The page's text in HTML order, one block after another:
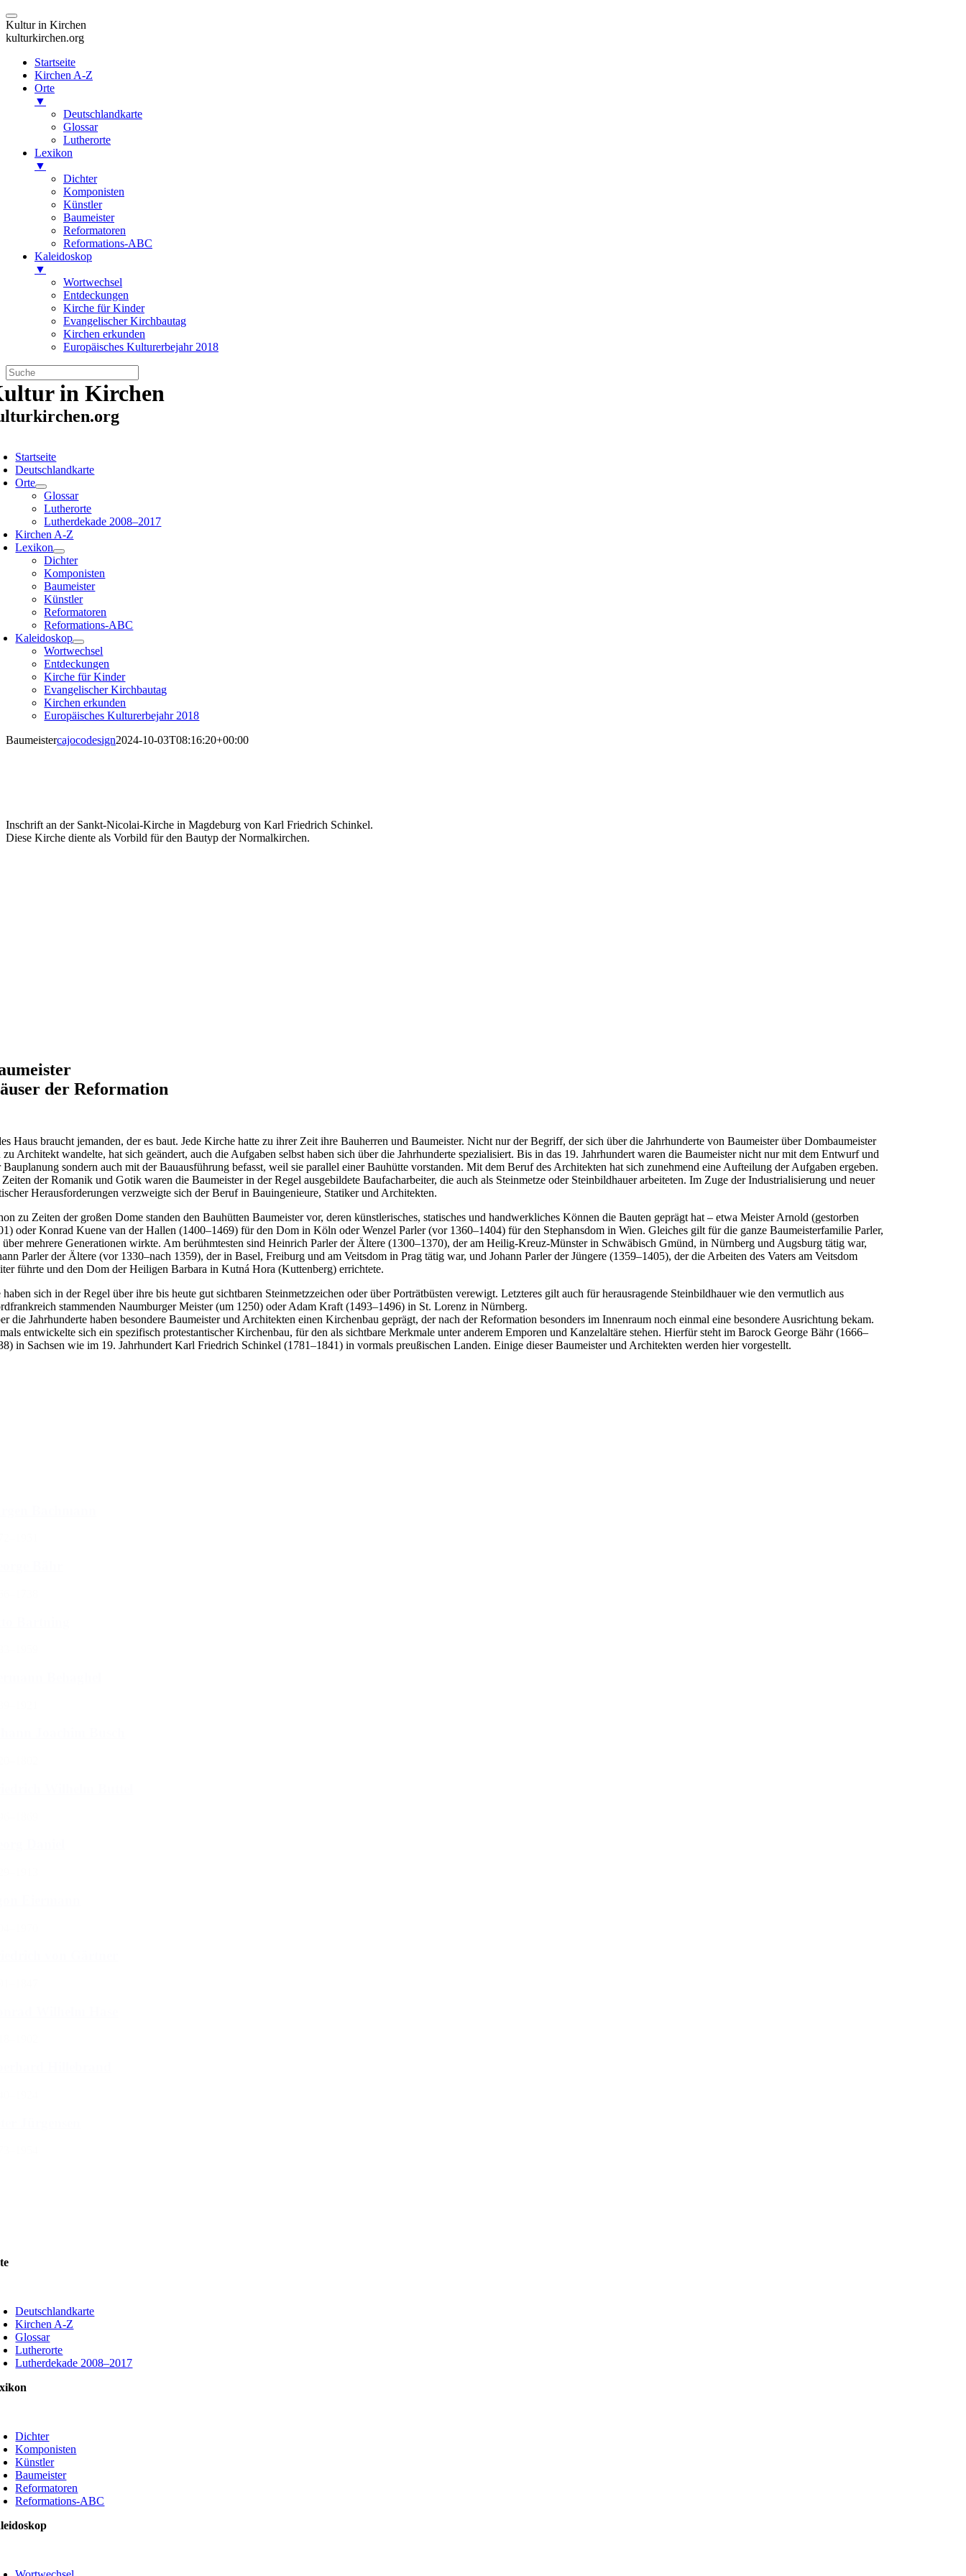
Kultur in Kirchen
kulturkirchen.org
Startseite
Kirchen A-Z
Orte
▼
Deutschlandkarte
Glossar
Lutherorte
Lexikon
▼
Dichter
Komponisten
Künstler
Baumeister
Reformatoren
Reformations-ABC
Kaleidoskop
▼
Wortwechsel
Entdeckungen
Kirche für Kinder
Evangelischer Kirchbautag
Kirchen erkunden
Europäisches Kulturerbejahr 2018
Zum
Inhalt
springen
in Kirchen
Startseite
Deutschlandkarte
Orte
Glossar
Lutherorte
Lutherdekade 2008–2017
Kirchen A-Z
Lexikon
Dichter
Komponisten
Baumeister
Künstler
Reformatoren
Reformations-ABC
Kaleidoskop
Wortwechsel
Entdeckungen
Kirche für Kinder
Evangelischer Kirchbautag
Kirchen erkunden
Europäisches Kulturerbejahr 2018
Baumeistercajocodesign2024-10-03T08:16:20+00:00
Inschrift an der Sankt-Nicolai-Kirche in Magdeburg von Karl Friedrich Schinkel.
Diese Kirche diente als Vorbild für den Bautyp der Normalkirchen.
der Reformation
Haus braucht jemanden, der es baut. Jede Kirche hatte zu ihrer Zeit ihre Bauherren und Baumeister. Nicht nur der Begriff, der sich über die Jahrhunderte von Baumeister über Dombaumeister
zu Architekt wandelte, hat sich geändert, auch die Aufgaben selbst haben sich über die Jahrhunderte spezialisiert. Bis in das 19. Jahrhundert waren die Baumeister nicht nur mit dem Entwurf und
Bauplanung sondern auch mit der Bauausführung befasst, weil sie parallel einer Bauhütte vorstanden. Mit dem Beruf des Architekten hat sich zunehmend eine Aufteilung der Aufgaben ergeben.
der Romanik und Gotik waren die Baumeister in der Regel ausgebildete Baufacharbeiter, die auch als Steinmetze oder Steinbildhauer arbeiteten. Im Zuge der Industrialisierung und neuer
Herausforderungen verzweigte sich der Beruf in Bauingenieure, Statiker und Architekten.
zu Zeiten der großen Dome standen den Bauhütten Baumeister vor, deren künstlerisches, statisches und handwerkliches Können die Bauten geprägt hat – etwa Meister Arnold (gestorben
oder Konrad Kuene van der Hallen (1400–1469) für den Dom in Köln oder Wenzel Parler (vor 1360–1404) für den Stephansdom in Wien. Gleiches gilt für die ganze Baumeisterfamilie Parler,
über mehrere Generationen wirkte. Am berühmtesten sind Heinrich Parler der Ältere (1300–1370), der am Heilig-Kreuz-Münster in Schwäbisch Gmünd, in Nürnberg und Augsburg tätig war,
Parler der Ältere (vor 1330–nach 1359), der in Basel, Freiburg und am Veitsdom in Prag tätig war, und Johann Parler der Jüngere (1359–1405), der die Arbeiten des Vaters am Veitsdom
führte und den Dom der Heiligen Barbara in Kutná Hora (Kuttenberg) errichtete.
haben sich in der Regel über ihre bis heute gut sichtbaren Steinmetzzeichen oder über Porträtbüsten verewigt. Letzteres gilt auch für herausragende Steinbildhauer wie den vermutlich aus
stammenden Naumburger Meister (um 1250) oder Adam Kraft (1493–1496) in St. Lorenz in Nürnberg.
die Jahrhunderte haben besondere Baumeister und Architekten einen Kirchenbau geprägt, der nach der Reformation besonders im Innenraum noch einmal eine besondere Ausrichtung bekam.
entwickelte sich ein spezifisch protestantischer Kirchenbau, für den als sichtbare Merkmale unter anderem Emporen und Kanzelaltäre stehen. Hierfür steht im Barock George Bähr (1666–
in Sachsen wie im 19. Jahrhundert Karl Friedrich Schinkel (1781–1841) in vormals preußischen Landen. Einige dieser Baumeister und Architekten werden hier vorgestellt.
Deutschlandkarte
Kirchen A-Z
Glossar
Lutherorte
Lutherdekade 2008–2017
Dichter
Komponisten
Künstler
Baumeister
Reformatoren
Reformations-ABC